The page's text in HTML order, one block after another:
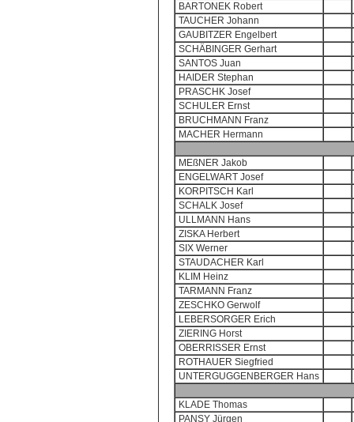
BARTONEK Robert
TAUCHER Johann
GAUBITZER Engelbert
SCHÄBINGER Gerhart
SANTOS Juan
HAIDER Stephan
PRASCHK Josef
SCHULER Ernst
BRUCHMANN Franz
MACHER Hermann
MEßNER Jakob
ENGELWART Josef
KORPITSCH Karl
SCHALK Josef
ULLMANN Hans
ZISKA Herbert
SIX Werner
STAUDACHER Karl
KLIM Heinz
TARMANN Franz
ZESCHKO Gerwolf
LEBERSORGER Erich
ZIERING Horst
OBERRISSER Ernst
ROTHAUER Siegfried
UNTERGUGGENBERGER Hans
KLADE Thomas
PANSY Jürgen